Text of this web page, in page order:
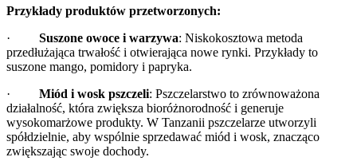
Przykłady produktów przetworzonych:
· Suszone owoce i warzywa: Niskokosztowa metoda
przedłużająca trwałość i otwierająca nowe rynki. Przykłady to
suszone mango, pomidory i papryka.
· Miód i wosk pszczeli: Pszczelarstwo to zrównoważona
działalność, która zwiększa bioróżnorodność i generuje
wysokomarżowe produkty. W Tanzanii pszczelarze utworzyli
spółdzielnie, aby wspólnie sprzedawać miód i wosk, znacząco
zwiększając swoje dochody.